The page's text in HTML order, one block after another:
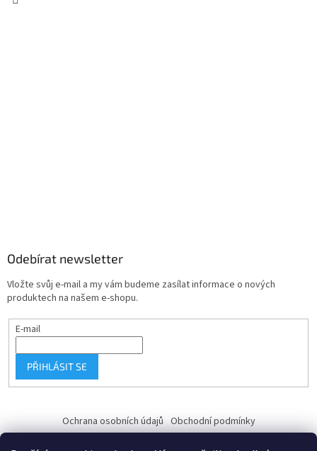
Odebírat newsletter
Vložte svůj e-mail a my vám budeme zasílat informace o nových
produktech na našem e-shopu.
E-mail
PŘIHLÁSIT SE
Ochrana osobních údajů Obchodní podmínky